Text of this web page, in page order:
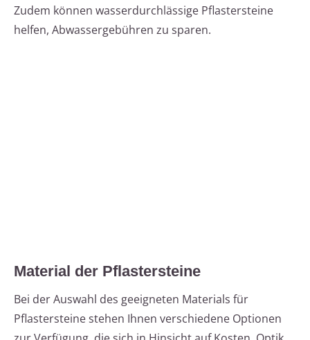
Zudem können wasserdurchlässige Pflastersteine
helfen, Abwassergebühren zu sparen.
Material der Pflastersteine
Bei der Auswahl des geeigneten Materials für
Pflastersteine stehen Ihnen verschiedene Optionen